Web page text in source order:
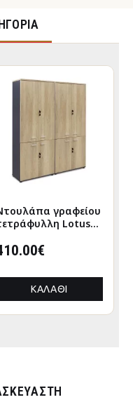
γραφείου
Lotus
ΚΑΛΆΘΙ